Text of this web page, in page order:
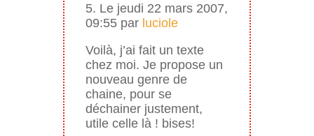
5. Le jeudi 22 mars 2007,
09:55 par luciole
Voilà, j’ai fait un texte
chez moi. Je propose un
nouveau genre de
chaine, pour se
déchainer justement,
utile celle là ! bises!